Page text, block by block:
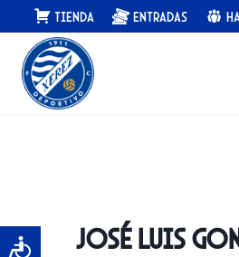
Saltar
al
contenido
Tienda Entradas
José Luis